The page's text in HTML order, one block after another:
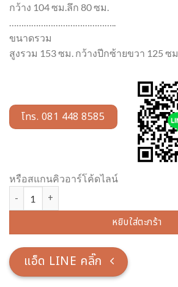
กว้าง 104 ซม.ลึก 80 ซม.
ขนาดรวม
สูงรวม 153 ซม. กว้างปีกซ้ายขวา 125 ซม
โทร. 081 448 8585
หรือสแกนคิวอาร์โค้ดไลน์
หยิบใส่ตะกร้า
แอ็ด LINE คลิ๊ก